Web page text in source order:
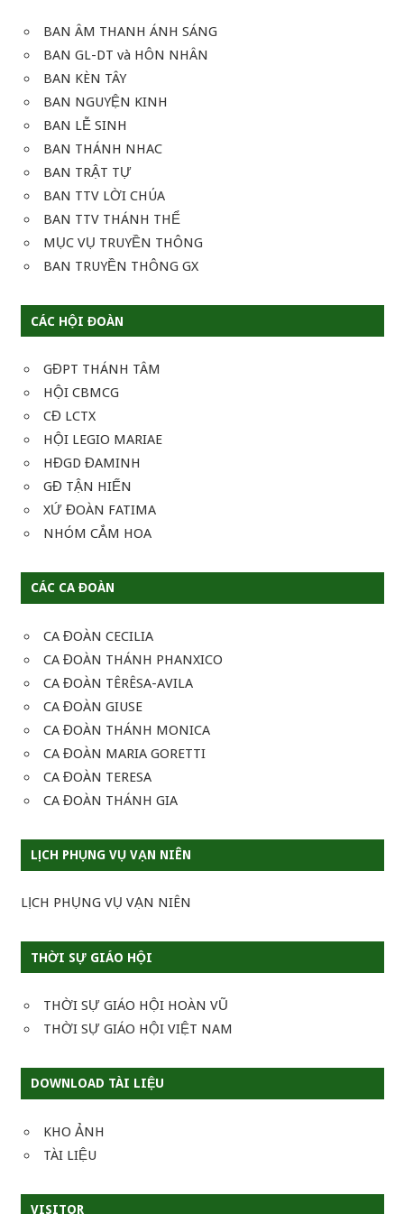
BAN ÂM THANH ÁNH SÁNG
BAN GL-DT và HÔN NHÂN
BAN KÈN TÂY
BAN NGUYỆN KINH
BAN LỄ SINH
BAN THÁNH NHAC
BAN TRẬT TỰ
BAN TTV LỜI CHÚA
BAN TTV THÁNH THỂ
MỤC VỤ TRUYỀN THÔNG
BAN TRUYỀN THÔNG GX
CÁC HỘI ĐOÀN
GĐPT THÁNH TÂM
HỘI CBMCG
CĐ LCTX
HỘI LEGIO MARIAE
HĐGD ĐAMINH
GĐ TẬN HIẾN
XỨ ĐOÀN FATIMA
NHÓM CẮM HOA
CÁC CA ĐOÀN
CA ĐOÀN CECILIA
CA ĐOÀN THÁNH PHANXICO
CA ĐOÀN TÊRÊSA-AVILA
CA ĐOÀN GIUSE
CA ĐOÀN THÁNH MONICA
CA ĐOÀN MARIA GORETTI
CA ĐOÀN TERESA
CA ĐOÀN THÁNH GIA
LỊCH PHỤNG VỤ VẠN NIÊN
LỊCH PHỤNG VỤ VẠN NIÊN
THỜI SỰ GIÁO HỘI
THỜI SỰ GIÁO HỘI HOÀN VŨ
THỜI SỰ GIÁO HỘI VIỆT NAM
DOWNLOAD TÀI LIỆU
KHO ẢNH
TÀI LIỆU
VISITOR